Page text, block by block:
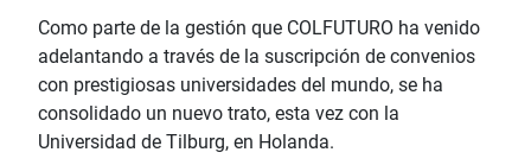
Como parte de la gestión que COLFUTURO ha venido
adelantando a través de la suscripción de convenios
con prestigiosas universidades del mundo, se ha
consolidado un nuevo trato, esta vez con la
Universidad de Tilburg, en Holanda.